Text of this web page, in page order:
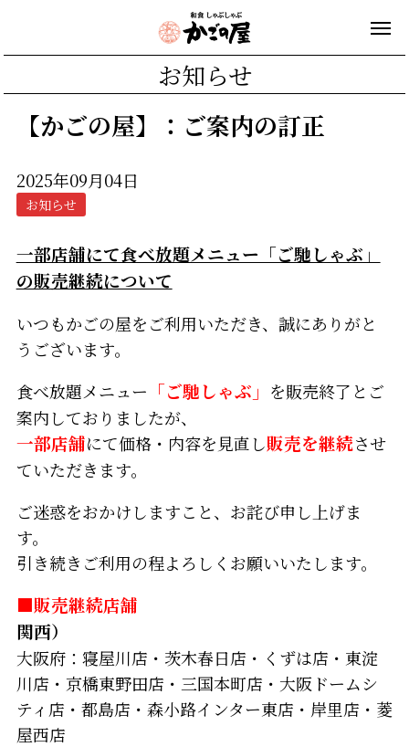
お知らせ
【かごの屋】：ご案内の訂正
2025年09月04日
お知らせ
一部店舗にて食べ放題メニュー「ご馳しゃぶ」
の販売継続について
いつもかごの屋をご利用いただき、誠にありがと
うございます。
食べ放題メニュー 「ご馳しゃぶ」 を販売終了とご
案内しておりましたが、
一部店舗にて価格・内容を見直し販売を継続させ
ていただきます。
ご迷惑をおかけしますこと、お詫び申し上げま
す。
引き続きご利用の程よろしくお願いいたします。
■販売継続店舗
関西）
大阪府：寝屋川店・茨木春日店・くずは店・東淀
川店・京橋東野田店・三国本町店・大阪ドームシ
ティ店・都島店・森小路インター東店・岸里店・菱
屋西店